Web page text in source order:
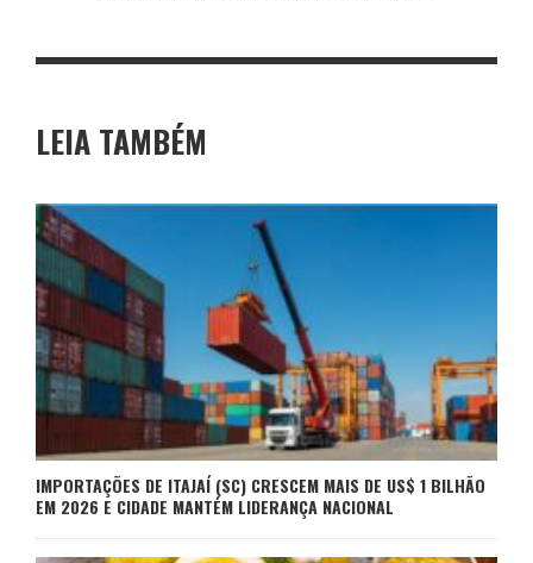
LEIA TAMBÉM
IMPORTAÇÕES DE ITAJAÍ (SC) CRESCEM MAIS DE US$ 1 BILHÃO
EM 2026 E CIDADE MANTÉM LIDERANÇA NACIONAL